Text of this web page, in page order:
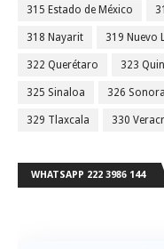
315 Estado de México
318 Nayarit 319 Nuevo
322 Querétaro 323
325 Sinaloa 326 Sonora
329 Tlaxcala 330
WHATSAPP 222 3986 144